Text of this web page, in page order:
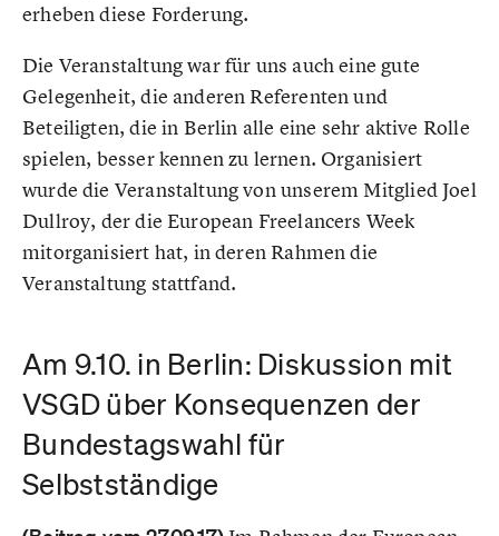
erheben diese Forderung.
Die Veranstaltung war für uns auch eine gute
Gelegenheit, die anderen Referenten und
Beteiligten, die in Berlin alle eine sehr aktive Rolle
spielen, besser kennen zu lernen. Organisiert
wurde die Veranstaltung von unserem Mitglied Joel
Dullroy, der die European Freelancers Week
mitorganisiert hat, in deren Rahmen die
Veranstaltung stattfand.
Am 9.10. in Berlin: Diskussion mit
VSGD über Konsequenzen der
Bundestagswahl für
Selbstständige